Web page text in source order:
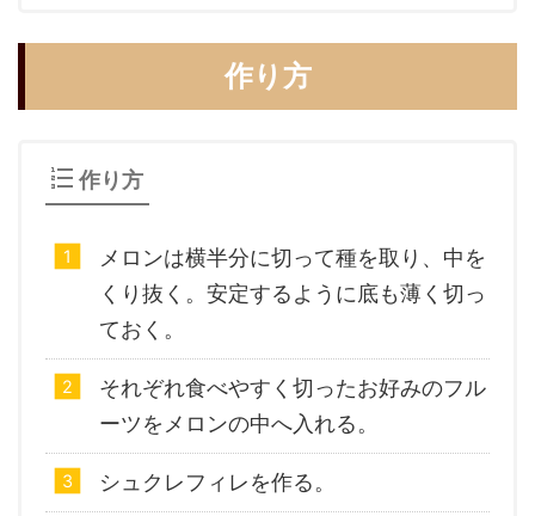
作り方
作り方
メロンは横半分に切って種を取り、中を
くり抜く。安定するように底も薄く切っ
ておく。
それぞれ食べやすく切ったお好みのフル
ーツをメロンの中へ入れる。
シュクレフィレを作る。